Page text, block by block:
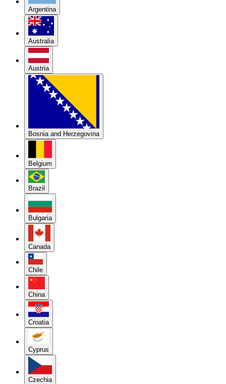
Argentina
Australia
Austria
Bosnia and Herzegovina
Belgium
Brazil
Bulgaria
Canada
Chile
China
Croatia
Cyprus
Czechia